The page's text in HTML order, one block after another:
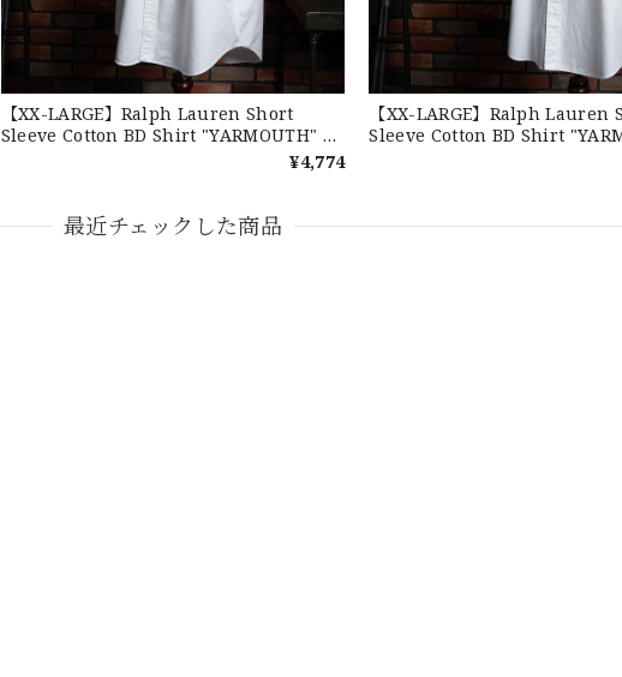
す！ありがとうございました！
【XX-LARGE】Ralph Lauren Short
Sleeve Cotton BD Shirt "YARMOUTH" ラ
ルフローレン ユーズド 半袖 ボタンダウンシ
¥4,774
【XX-LARGE】Ralph Lauren
Sleeve Cotton BD Shirt
ルフローレン ユーズド 半袖 ボ
最近チェックした商品